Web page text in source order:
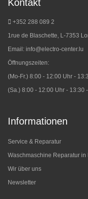
Kontakt
+352 288 089 2
1rue de Blaschette, L-7353
Email: info@electro-center.lu
Öffnungszeiten:
(Mo-Fr.) 8:00 - 12:00 Uhr -
(Sa.) 8:00 - 12:00 Uhr - 13:30
Informationen
Service & Reparatur
Waschmaschine Reparatur in
Wir über uns
Newsletter